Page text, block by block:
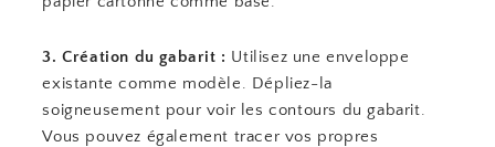
3. Création du gabarit : Utilisez une enveloppe
existante comme modèle. Dépliez-la
soigneusement pour voir les contours du gabarit.
Vous pouvez également tracer vos propres